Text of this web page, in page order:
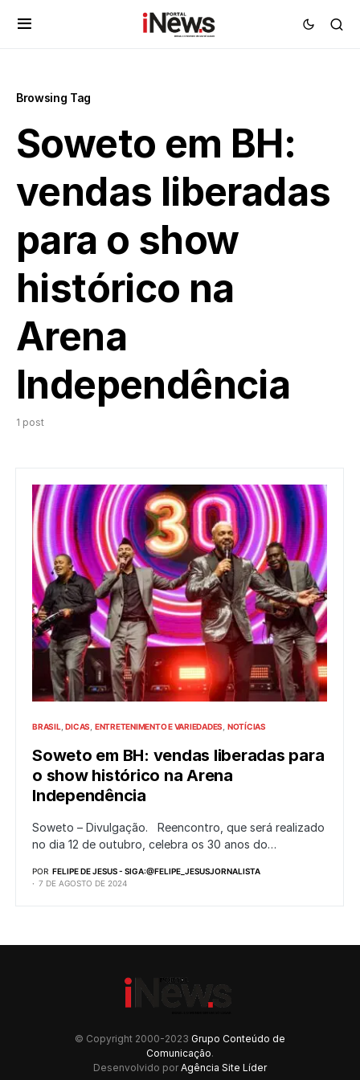
Browsing Tag
Soweto em BH:
vendas liberadas
para o show
histórico na
Arena
Independência
1 post
BRASIL DICAS ENTRETENIMENTO E VARIEDADES NOTÍCIAS
Soweto em BH: vendas liberadas para
o show histórico na Arena
Independência
Soweto – Divulgação. Reencontro, que será realizado
no dia 12 de outubro, celebra os 30 anos do…
POR FELIPE DE JESUS - SIGA:@FELIPE_JESUSJORNALISTA
7 DE AGOSTO DE 2024
© Copyright 2000-2023 Grupo Conteúdo de
Comunicação.
Desenvolvido por Agência Site Líder